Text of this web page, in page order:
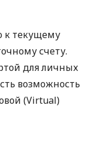
к текущему
счету.
для личных
возможность
(Virtual)